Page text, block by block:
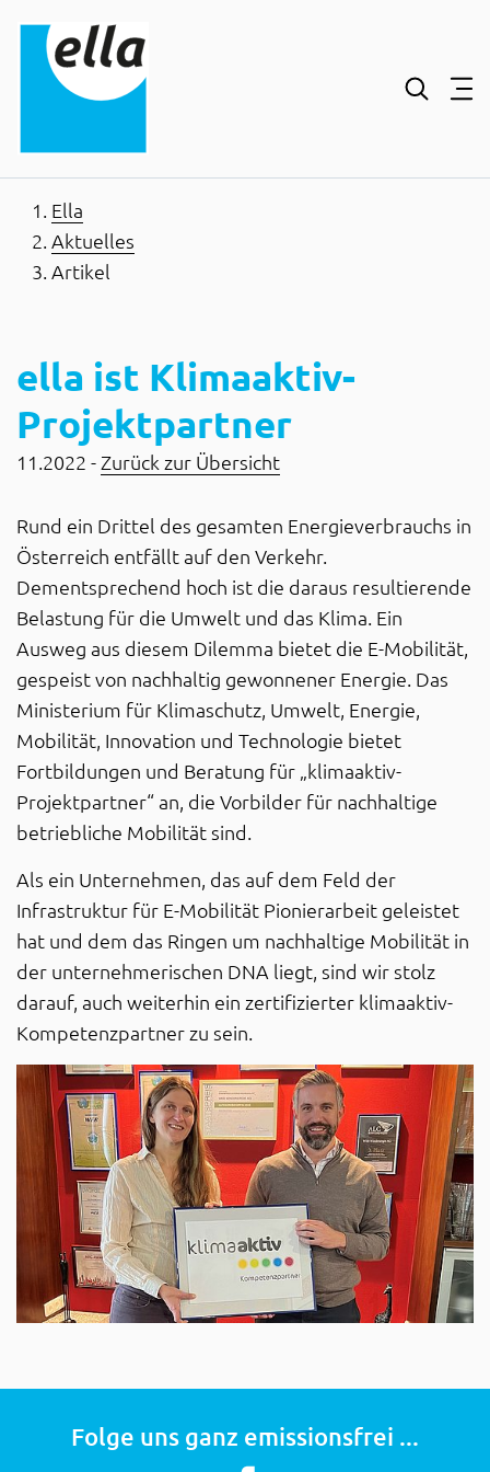
Ella
Aktuelles
Artikel
ella ist Klimaaktiv-
Projektpartner
11.2022 - Zurück zur Übersicht
Rund ein Drittel des gesamten Energieverbrauchs in
Österreich entfällt auf den Verkehr.
Dementsprechend hoch ist die daraus resultierende
Belastung für die Umwelt und das Klima. Ein
Ausweg aus diesem Dilemma bietet die E-Mobilität,
gespeist von nachhaltig gewonnener Energie. Das
Ministerium für Klimaschutz, Umwelt, Energie,
Mobilität, Innovation und Technologie bietet
Fortbildungen und Beratung für „klimaaktiv-
Projektpartner“ an, die Vorbilder für nachhaltige
betriebliche Mobilität sind.
Als ein Unternehmen, das auf dem Feld der
Infrastruktur für E-Mobilität Pionierarbeit geleistet
hat und dem das Ringen um nachhaltige Mobilität in
der unternehmerischen DNA liegt, sind wir stolz
darauf, auch weiterhin ein zertifizierter klimaaktiv-
Kompetenzpartner zu sein.
Folge uns ganz emissionsfrei ...